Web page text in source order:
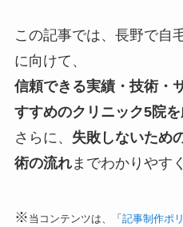
この記事では、長野で自
に向けて、
信頼できる実績・技術・
すすめのクリニック5院
さらに、 失敗しないため
術の流れまでわかりやす
※ 当コンテンツは、「 記事制作ポ